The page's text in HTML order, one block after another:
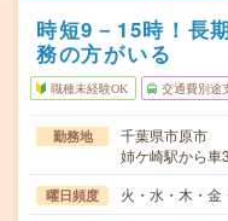
時短9－15時！長
務の方がいる
職種未経験OK 交通費別途
勤務地
千葉県市原市
姉ケ崎駅から車
曜日頻度 火・水・木・